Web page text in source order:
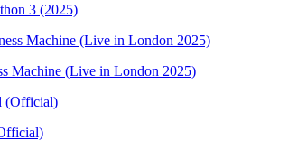
3 (2025)
Machine (Live in London 2025)